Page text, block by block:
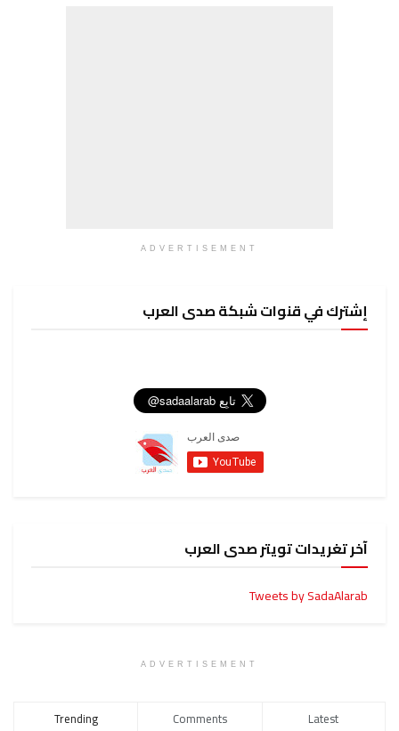
ADVERTISEMENT
إشترك في قنوات شبكة صدى العرب
آخر تغريدات تويتر صدى العرب
Tweets by SadaAlarab
ADVERTISEMENT
Trending Comments Latest